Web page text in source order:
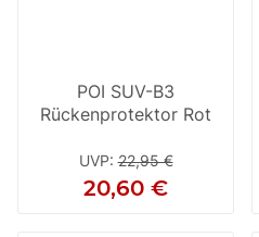
POI SUV-B3
Rückenprotektor Rot
UVP:22,95 €
20,60 €